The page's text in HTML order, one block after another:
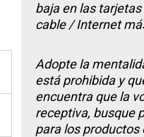
baja en las
cable / Internet
Adopte la
está prohibida y
encuentra que la
receptiva, busque
para los productos